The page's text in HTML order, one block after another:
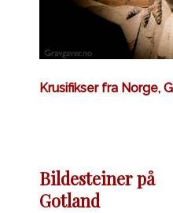
Krusifikser fra Norge,
Bildesteiner på
Gotland